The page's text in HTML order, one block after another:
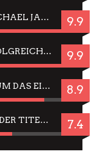
WEGEN DES ERFOLGES – MJ: MICHAEL JACKSON MUSICAL IN EINER MATINEE SEHEN 9.9
JELLYFISH HAMBURG: DAS ERFOLGREICHE SOMMER-MENÜ 2025 IN GEFÜHLEN UND BILDERN 9.9
CÉSAR FÜR JIM CARREY? WARUM DAS EINER DER NERVIGSTEN ACTORS IST UND BLEIBT 8.9
JING JING: IN-THAI RÄUMT WIEDER TITEL AB – EIN ZWEI-STUNDEN-ERLEBNISBERICHT 7.4